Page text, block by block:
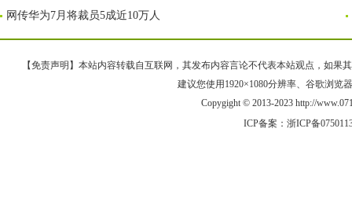
网传华为7月将裁员5成近10万人
【免责声明】本站内容转载自互联网，其发布内容言论不代表本站观点，如果
建议您使用1920×1080分辨率、谷歌浏览
Copygight © 2013-2023 http://
ICP备案： 浙ICP备